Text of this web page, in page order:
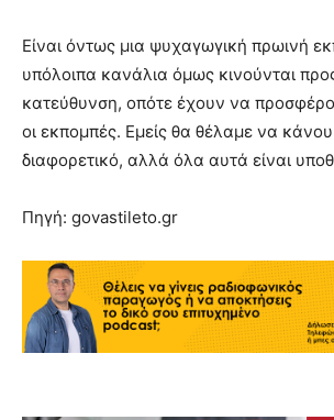
Είναι όντως µια ψυχαγωγική πρωινή
υπόλοιπα κανάλια όµως κινούνται
κατεύθυνση, οπότε έχουν να
οι εκποµπές. Εµείς θα θέλαµε να
διαφορετικό, αλλά όλα αυτά είναι
Πηγή: govastileto.gr